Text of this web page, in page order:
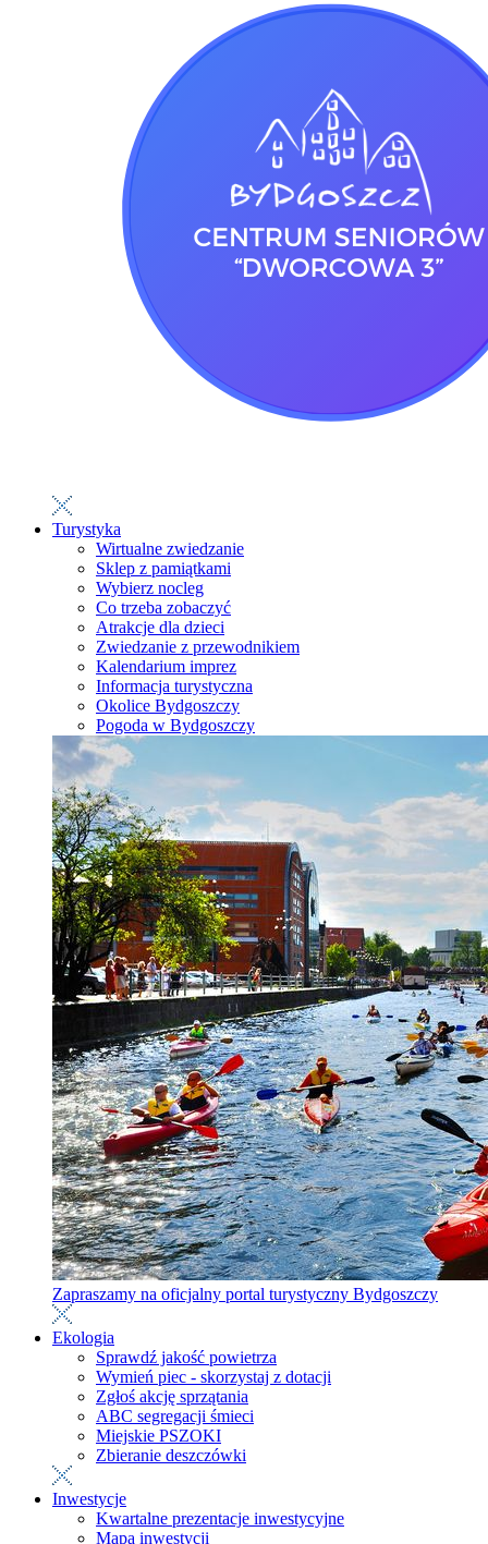
Turystyka
Wirtualne zwiedzanie
Sklep z pamiątkami
Wybierz nocleg
Co trzeba zobaczyć
Atrakcje dla dzieci
Zwiedzanie z przewodnikiem
Kalendarium imprez
Informacja turystyczna
Okolice Bydgoszczy
Pogoda w Bydgoszczy
Zapraszamy na oficjalny portal turystyczny Bydgoszczy
Ekologia
Sprawdź jakość powietrza
Wymień piec - skorzystaj z dotacji
Zgłoś akcję sprzątania
ABC segregacji śmieci
Miejskie PSZOKI
Zbieranie deszczówki
Inwestycje
Kwartalne prezentacje inwestycyjne
Mapa inwestycji